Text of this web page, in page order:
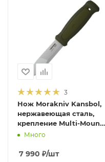
3
Нож Morakniv Kansbol,
нержавеющая сталь,
крепление Multi-Mount,
12645
Много
7 990 ₽/шт